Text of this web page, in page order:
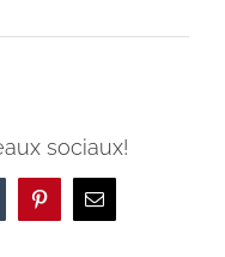
sociaux!
PinterestEmail